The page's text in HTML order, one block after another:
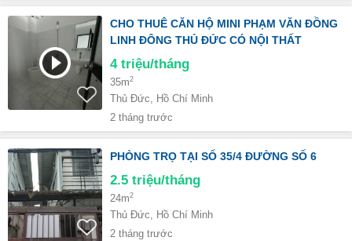
CHO THUÊ CĂN HỘ MINI PHẠM VĂN ĐỒNG
LINH ĐÔNG THỦ ĐỨC CÓ NỘI THẤT
4 triệu/tháng
35m2
Thủ Đức, Hồ Chí Minh
2 tháng trước
PHÒNG TRỌ TẠI SỐ 35/4 ĐƯỜNG SỐ 6
2.5 triệu/tháng
24m2
Thủ Đức, Hồ Chí Minh
2 tháng trước